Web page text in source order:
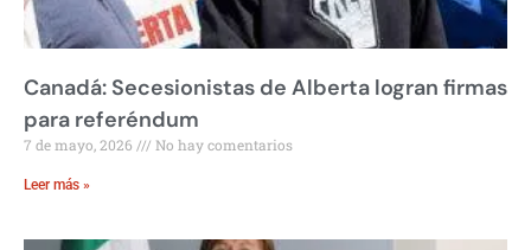
Canadá: Secesionistas de Alberta logran firmas
para referéndum
7 de mayo, 2026 No hay comentarios
Leer más »